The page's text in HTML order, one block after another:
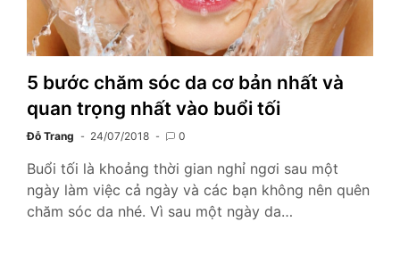
5 bước chăm sóc da cơ bản nhất và
quan trọng nhất vào buổi tối
Đỗ Trang 24/07/2018 0
Buổi tối là khoảng thời gian nghỉ ngơi sau một
ngày làm việc cả ngày và các bạn không nên quên
chăm sóc da nhé. Vì sau một ngày da…